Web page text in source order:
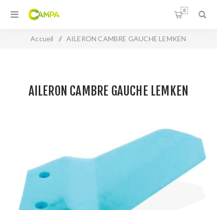
0
Accueil / AILERON CAMBRE GAUCHE LEMKEN
AILERON CAMBRE GAUCHE LEMKEN